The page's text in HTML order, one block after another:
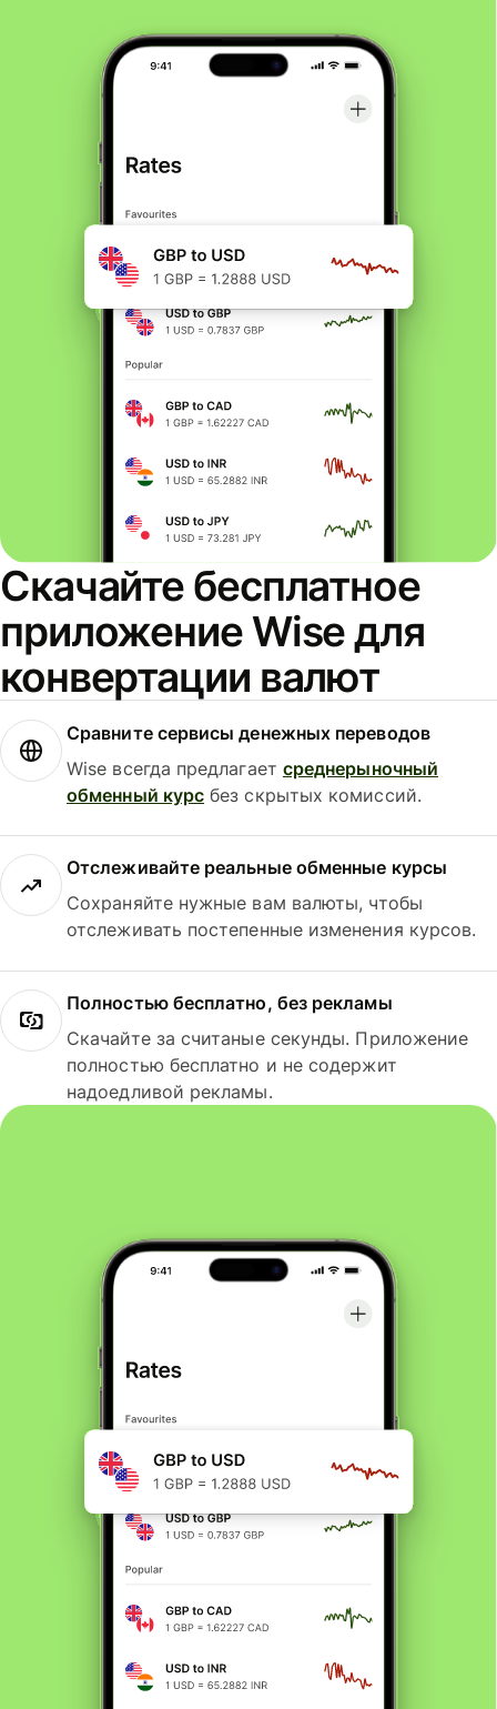
Скачайте бесплатное
приложение Wise для
конвертации валют
Сравните сервисы денежных переводов
Wise всегда предлагает среднерыночный
обменный курс без скрытых комиссий.
Отслеживайте реальные обменные курсы
Сохраняйте нужные вам валюты, чтобы
отслеживать постепенные изменения курсов.
Полностью бесплатно, без рекламы
Скачайте за считаные секунды. Приложение
полностью бесплатно и не содержит
надоедливой рекламы.